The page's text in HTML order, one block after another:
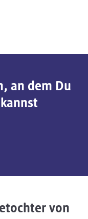
an dem Du
von